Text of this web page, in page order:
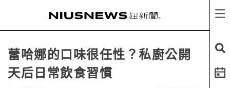
蕾哈娜的口味很任性？私廚公開
天后日常飲食習慣